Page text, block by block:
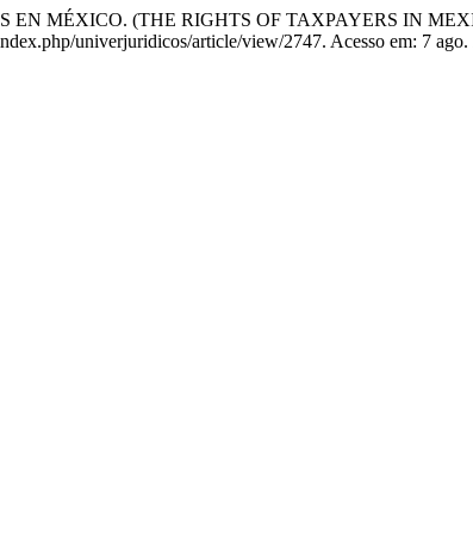
EN MÉXICO. (THE RIGHTS OF TAXPAYERS IN
univerjuridicos/article/view/2747. Acesso em: 7 ago.